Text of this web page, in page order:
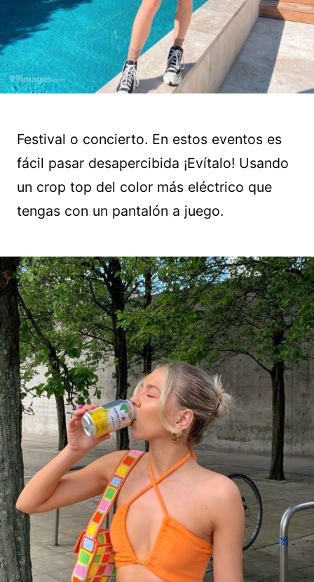
Festival o concierto. En estos eventos es
fácil pasar desapercibida ¡Evítalo! Usando
un crop top del color más eléctrico que
tengas con un pantalón a juego.